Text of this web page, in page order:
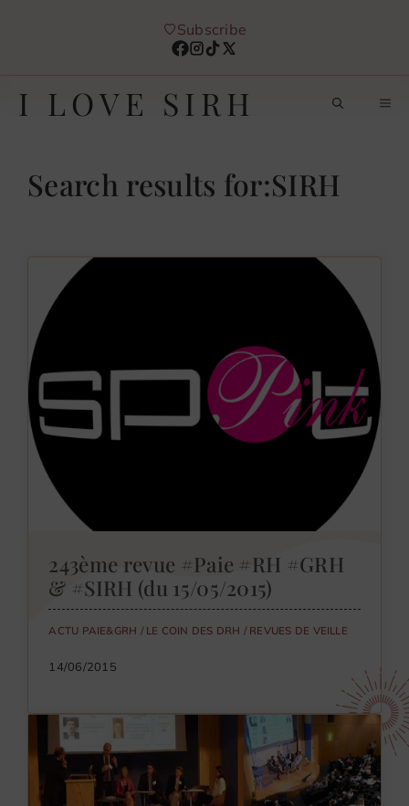
Subscribe
I LOVE SIRH
Search results for:SIRH
243ème revue #Paie #RH #GRH
& #SIRH (du 15/05/2015)
ACTU PAIE&GRH / LE COIN DES DRH / REVUES DE VEILLE
14/06/2015